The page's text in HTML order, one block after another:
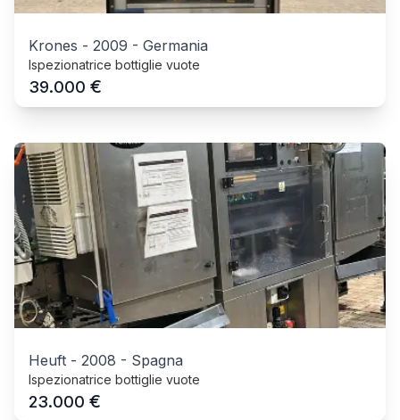
Krones - 2009 - Germania
Ispezionatrice bottiglie vuote
39.000 €
Heuft - 2008 - Spagna
Ispezionatrice bottiglie vuote
23.000 €